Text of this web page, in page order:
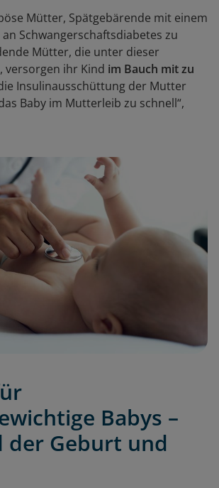
Mütter, Spätgebärende mit einem
Schwangerschaftsdiabetes zu
Mütter, die unter dieser
versorgen ihr Kind im Bauch mit zu
Insulinausschüttung der Mutter
Baby im Mutterleib zu schnell“,
Babys –
der Geburt und